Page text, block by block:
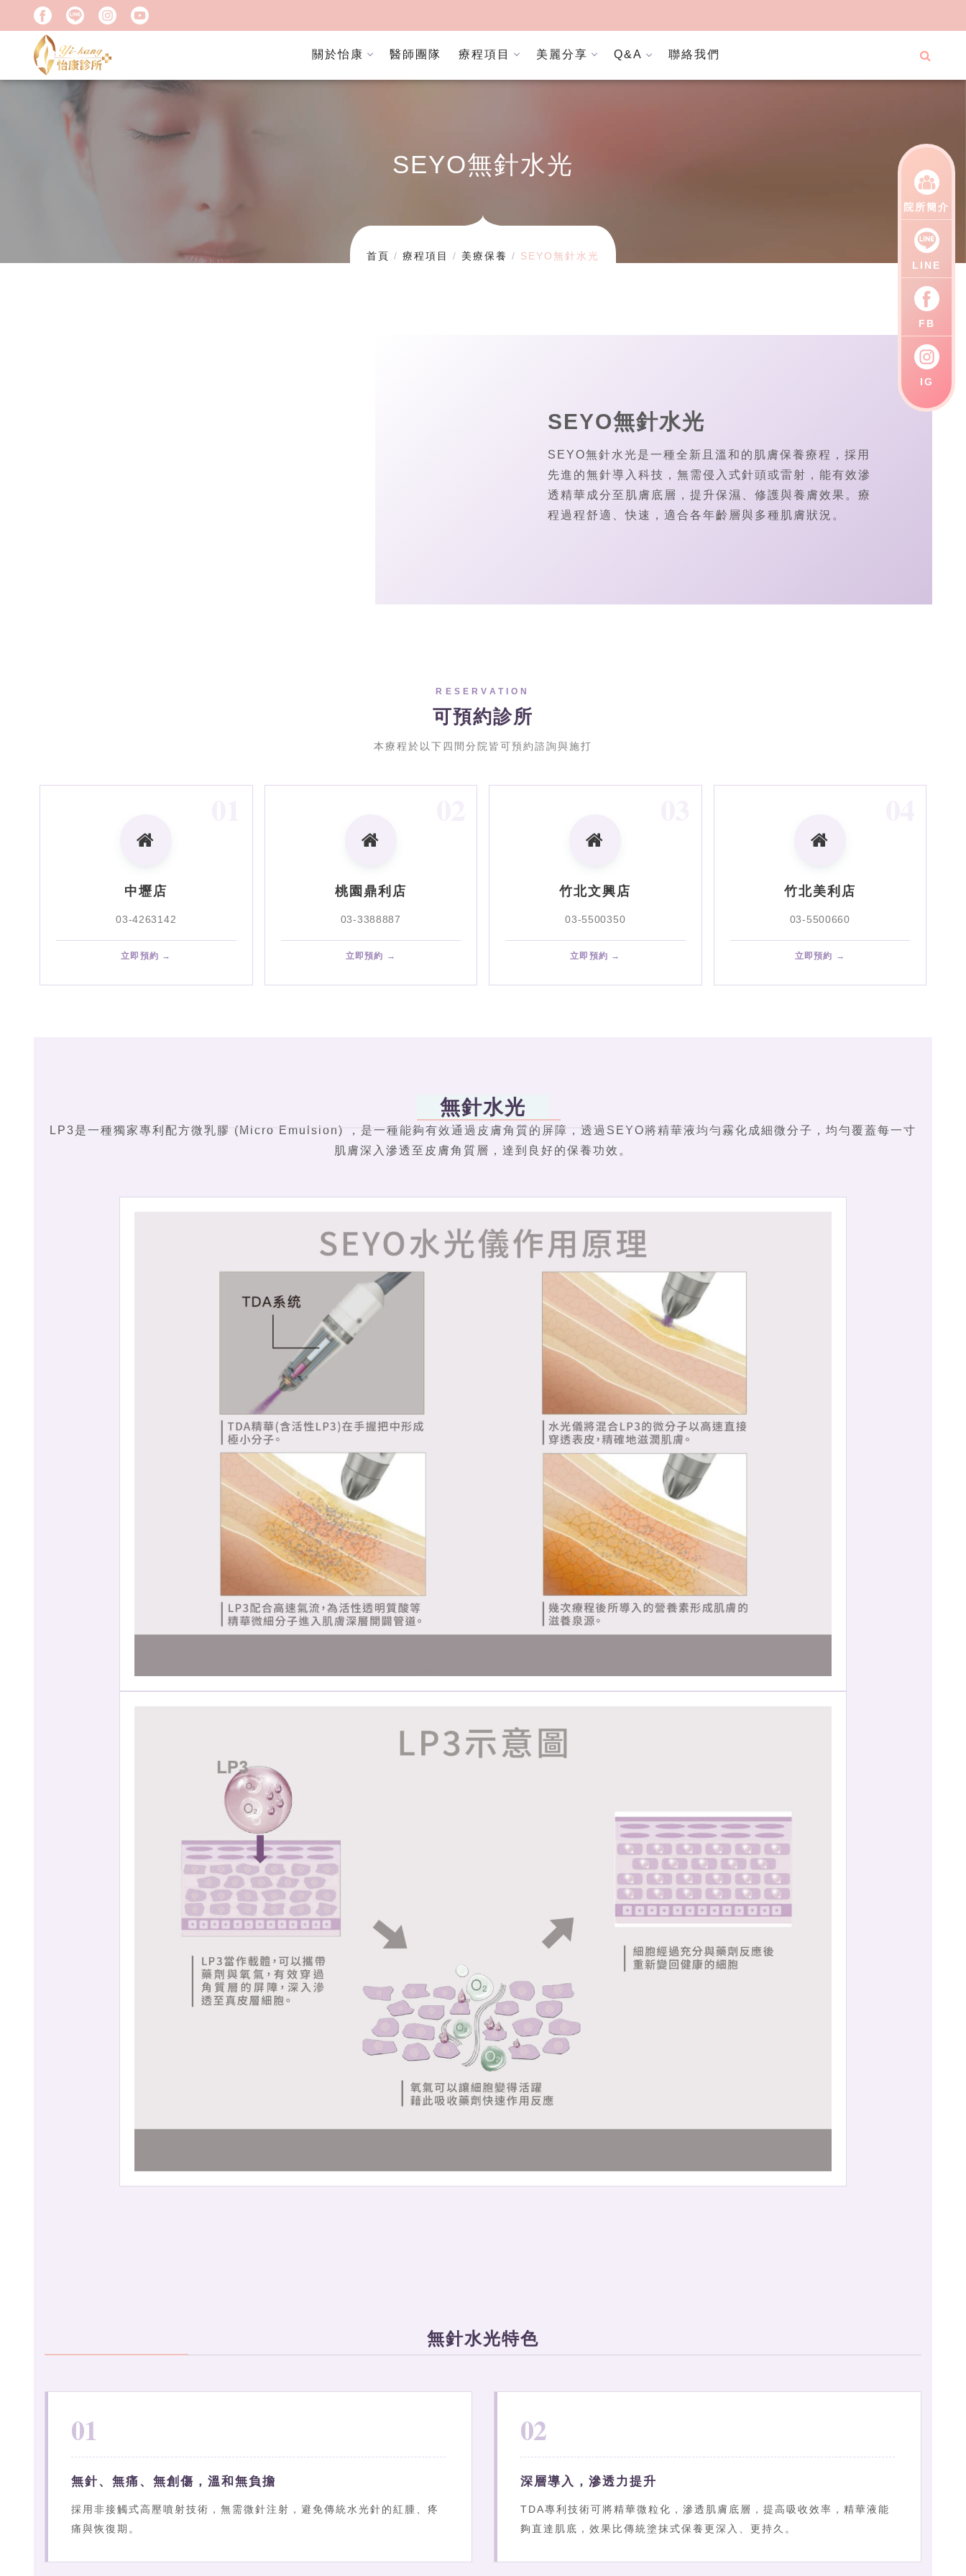
關於怡康 醫師團隊 療程項目 美麗分享 Q&A 聯絡我們
SEYO無針水光
首頁 療程項目 美療保養 SEYO無針水光
SEYO無針水光
SEYO無針水光是一種全新且溫和的肌膚保養療程，採用
先進的無針導入科技，無需侵入式針頭或雷射，能有效滲
透精華成分至肌膚底層，提升保濕、修護與養膚效果。療
程過程舒適、快速，適合各年齡層與多種肌膚狀況。
RESERVATION
可預約診所
本療程於以下四間分院皆可預約諮詢與施打
中壢店
03-4263142
立即預約 →
桃園鼎利店
03-3388887
立即預約 →
竹北文興店
03-5500350
立即預約 →
竹北美利店
03-5500660
立即預約 →
無針水光
LP3是一種獨家專利配方微乳膠 (Micro Emulsion) ，是一種能夠有效通過皮膚角質的屏障，透過SEYO將精華液均勻霧化成細微分子，均勻覆蓋每一寸
肌膚深入滲透至皮膚角質層，達到良好的保養功效。
無針水光特色
01
無針、無痛、無創傷，溫和無負擔
採用非接觸式高壓噴射技術，無需微針注射，避免傳統水光針的紅腫、疼
痛與恢復期。
02
深層導入，滲透力提升
TDA專利技術可將精華微粒化，滲透肌膚底層，提高吸收效率，精華液能
夠直達肌底，效果比傳統塗抹式保養更深入、更持久。
院所簡介
LINE
FB
IG